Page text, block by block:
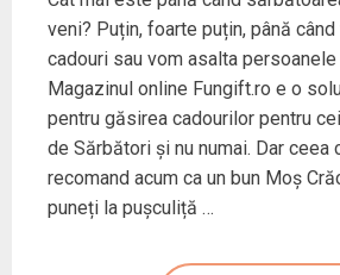
veni? Puțin, foarte puțin, până
cadouri sau vom asalta
Magazinul online Fungift.ro e o
pentru găsirea cadourilor pentru
de Sărbători și nu numai. Dar ceea
recomand acum ca un bun Moș
puneți la pușculiță …